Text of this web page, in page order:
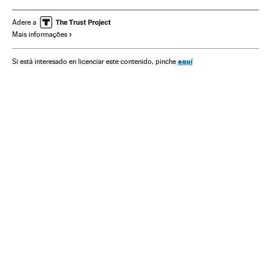
Malformações congênitas
Microbiologia
Doenças genéticas Insetos Reprodução Epidemia
Adere a
Mais informações
Si está interesado en licenciar este contenido, pinche aquí